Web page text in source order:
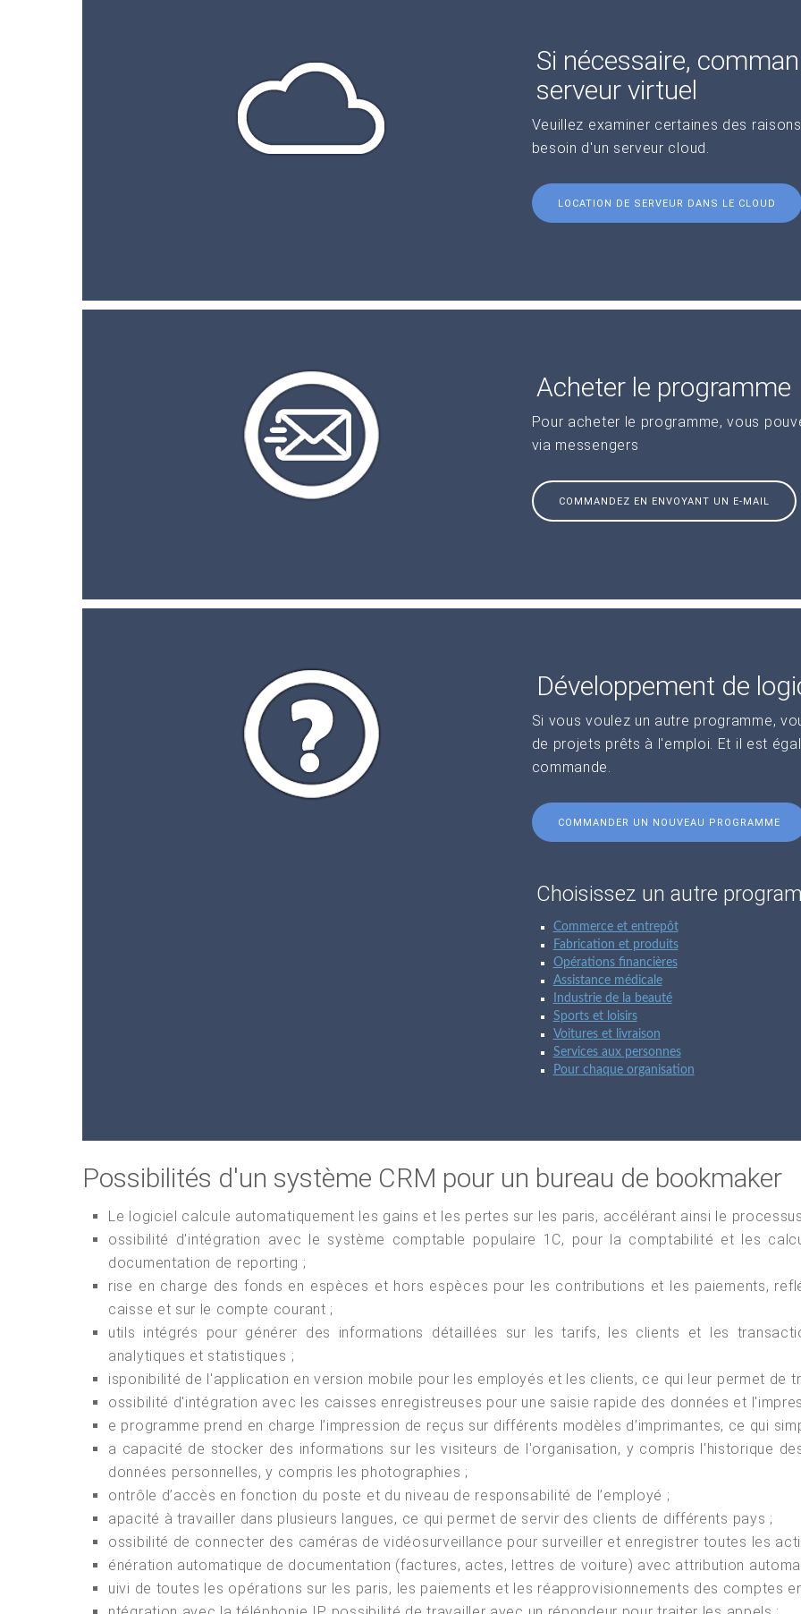
Si nécessaire,
serveur virtuel
Veuillez examiner certaines des
besoin d'un serveur cloud.
LOCATION DE SERVEUR DANS LE CLOUD
Acheter le programme
Pour acheter le programme, vous
via messengers
COMMANDEZ EN ENVOYANT UN E-MAIL
Développement de
Si vous voulez un autre programme,
de projets prêts à l'emploi. Et il est
commande.
COMMANDER UN NOUVEAU PROGRAMME
Choisissez un autre
Commerce et entrepôt
Fabrication et produits
Opérations financières
Assistance médicale
Industrie de la beauté
Sports et loisirs
Voitures et livraison
Services aux personnes
Pour chaque organisation
Possibilités d'un système CRM pour un bureau de bookmaker
Le logiciel calcule automatiquement les gains et les pertes sur les paris, accélérant ainsi le
ossibilité d'intégration avec le système comptable populaire 1C, pour la comptabilité et les
documentation de reporting ;
rise en charge des fonds en espèces et hors espèces pour les contributions et les paiements,
caisse et sur le compte courant ;
utils intégrés pour générer des informations détaillées sur les tarifs, les clients et les
analytiques et statistiques ;
isponibilité de l'application en version mobile pour les employés et les clients, ce qui leur permet de
ossibilité d'intégration avec les caisses enregistreuses pour une saisie rapide des données et
e programme prend en charge l’impression de reçus sur différents modèles d’imprimantes, ce qui
a capacité de stocker des informations sur les visiteurs de l'organisation, y compris l'historique
données personnelles, y compris les photographies ;
ontrôle d’accès en fonction du poste et du niveau de responsabilité de l’employé ;
apacité à travailler dans plusieurs langues, ce qui permet de servir des clients de différents pays ;
ossibilité de connecter des caméras de vidéosurveillance pour surveiller et enregistrer toutes les
énération automatique de documentation (factures, actes, lettres de voiture) avec attribution
uivi de toutes les opérations sur les paris, les paiements et les réapprovisionnements des comptes